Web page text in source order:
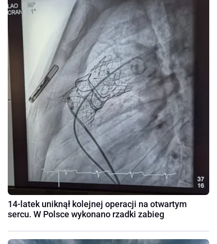
14-latek uniknął kolejnej operacji na otwartym
sercu. W Polsce wykonano rzadki zabieg